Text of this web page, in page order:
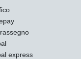
express